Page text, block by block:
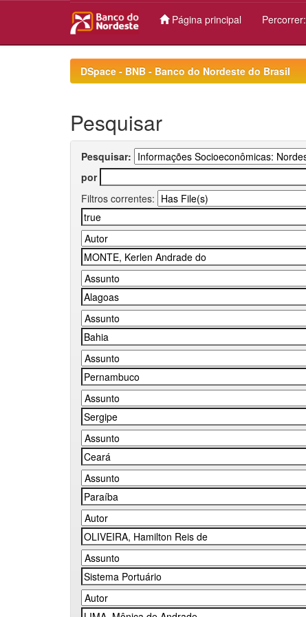
Página principal Percorrer:
DSpace - BNB - Banco do Nordeste do Brasil
Pesquisar
Pesquisar:
por
Filtros correntes: